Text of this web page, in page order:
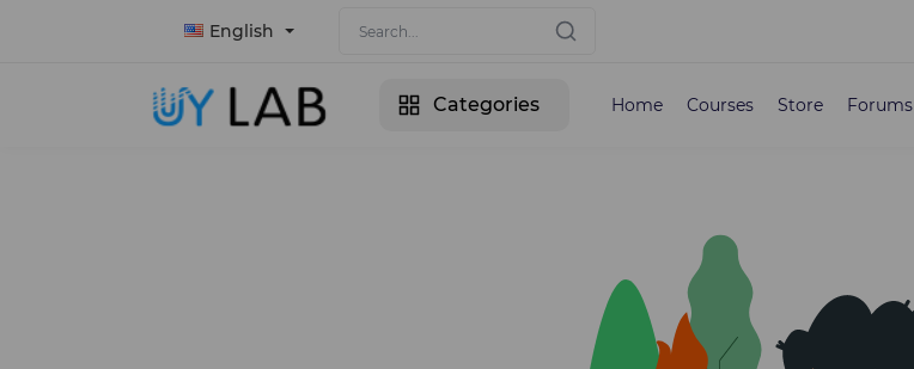
English
Categories Home Courses Store Forums